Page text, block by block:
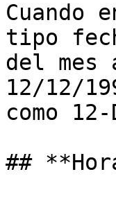
Cuando
tipo
del mes
12/12/
como
##